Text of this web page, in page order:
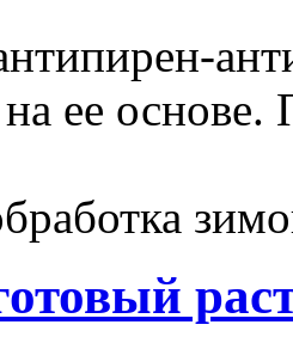
ее основе.